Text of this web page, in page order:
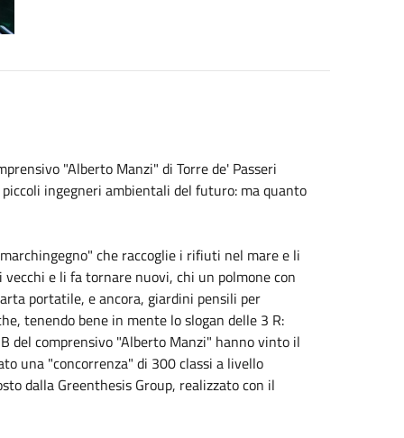
"Alberto Manzi" di Torre de' Passeri
ingegneri ambientali del futuro: ma quanto
che raccoglie i rifiuti nel mare e li
e li fa tornare nuovi, chi un polmone con
portatile, e ancora, giardini pensili per
tenendo bene in mente lo slogan delle 3 R:
del comprensivo "Alberto Manzi" hanno vinto il
una "concorrenza" di 300 classi a livello
dalla Greenthesis Group, realizzato con il